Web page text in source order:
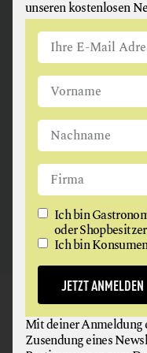
ANGUS &
FLEISCH +
2326 Maria
GAUMEN HOCH
NEWSLETTER
unseren kostenlosen
Ich bin
oder
Ich bin
JETZT ANMELDEN
Mit deiner Anmeldung
Zusendung eines